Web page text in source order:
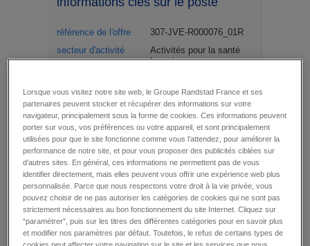
référence de l'offre
307-JVE-R000076_01R
secteur d'activité
Activités pour la santé
humaine
contrat
salaire
7 600 - 8 700 € / mois
date
à partir du 31 août 2026
lieu de travail
Evry Courcouronnes (91)
domaine
SOINS DE SUITE
poste hébergé
Oui
Ensemble, au service du soin. Chez JBM
Lorsque vous visitez notre site web, le Groupe Randstad France et ses
partenaires peuvent stocker et récupérer des informations sur votre
navigateur, principalement sous la forme de cookies. Ces informations peuvent
porter sur vous, vos préférences ou votre appareil, et sont principalement
utilisées pour que le site fonctionne comme vous l’attendez, pour améliorer la
performance de notre site, et pour vous proposer des publicités ciblées sur
d’autres sites. En général, ces informations ne permettent pas de vous
identifier directement, mais elles peuvent vous offrir une expérience web plus
personnalisée. Parce que nous respectons votre droit à la vie privée, vous
pouvez choisir de ne pas autoriser les catégories de cookies qui ne sont pas
strictement nécessaires au bon fonctionnement du site Internet. Cliquez sur
“paramétrer”, puis sur les titres des différentes catégories pour en savoir plus
et modifier nos paramètres par défaut. Toutefois, le refus de certains types de